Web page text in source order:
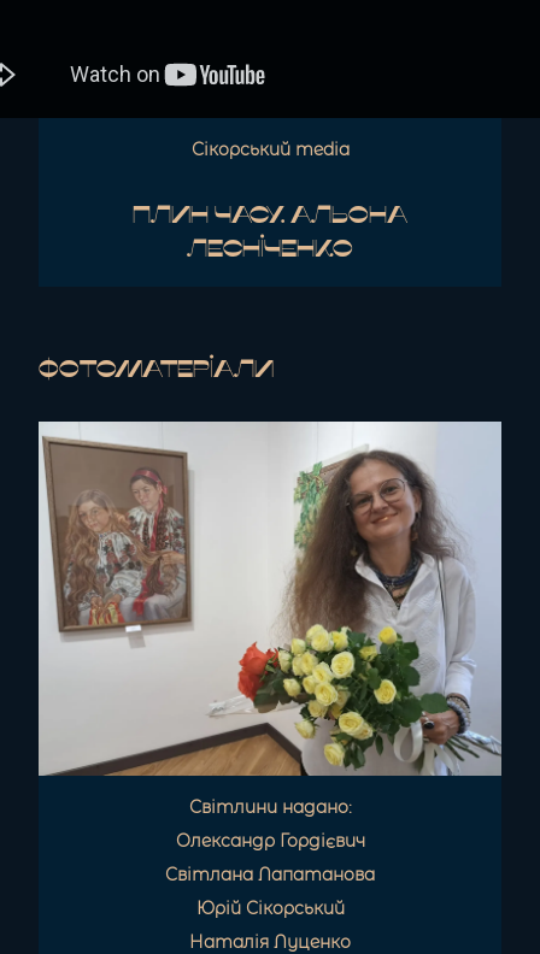
Сікорський media
Плин часу. Альона
Лесніченко
Фотоматеріали
Світлини надано:
Олександр Гордієвич
Світлана Лапатанова
Юрій Сікорський
Наталія Луценко